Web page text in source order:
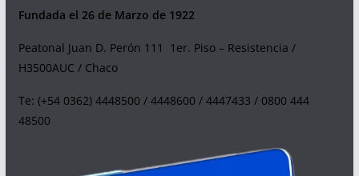
Fundada el 26 de Marzo de 1922
Peatonal Juan D. Perón 111 1er. Piso – Resistencia /
H3500AUC / Chaco
Te: (+54 0362) 4448500 / 4448600 / 4447433 / 0800 444
48500